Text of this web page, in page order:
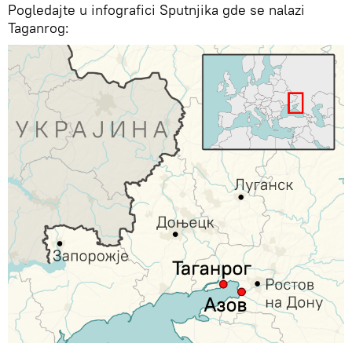
Pogledajte u infografici Sputnjika gde se nalazi
Taganrog: